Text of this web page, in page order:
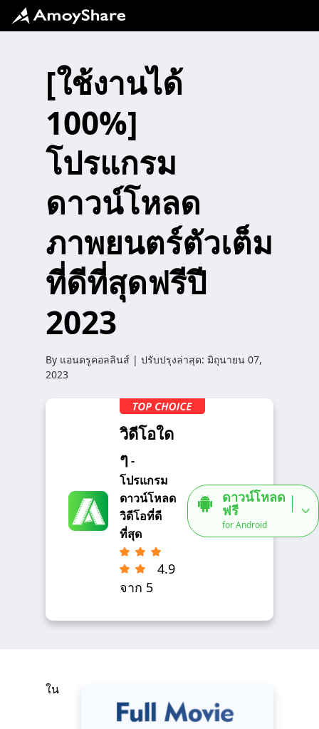
[ใช้งานได้
100%]
โปรแกรม
ดาวน์โหลด
ภาพยนตร์ตัวเต็ม
ที่ดีที่สุดฟรีปี
2023
By แอนดรูคอลลินส์ | ปรับปรุงล่าสุด: มิถุนายน 07,
2023
วิดีโอใด
ๆ -
โปรแกรม
ดาวน์โหลด
วิดีโอที่ดี
ที่สุด
4.9
จาก 5
ดาวน์โหลด
ฟรี
for Android
ใน